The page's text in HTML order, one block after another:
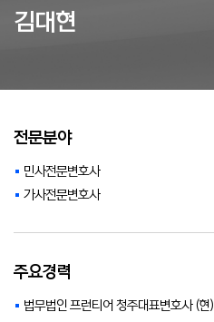
김대현
전문분야
민사전문변호사
가사전문변호사
주요경력
법무법인 프런티어 청주대표변호사 (현)